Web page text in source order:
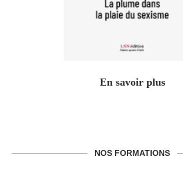
En savoir plus
NOS FORMATIONS